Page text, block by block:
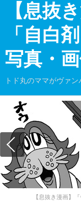
【息抜
「自白
写真・
トド丸のママがヴァ
【息抜き漫画】